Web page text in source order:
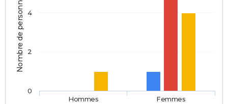
Nombre de personnes
Hommes Femmes
0
2
4